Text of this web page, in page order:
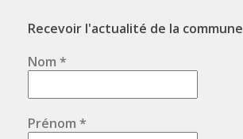
Recevoir l'actualité de la commune
Nom *
Prénom *